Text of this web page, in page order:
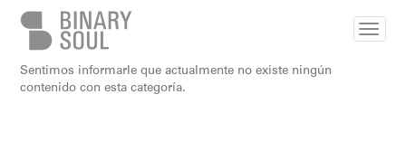
Skip to main content
Sentimos informarle que actualmente no existe ningún
contenido con esta categoría.